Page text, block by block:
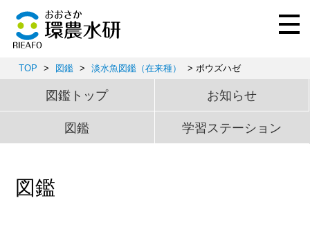
TOP > 図鑑 > 淡水魚図鑑（在来種） > ボウズハゼ
図鑑トップ お知らせ
図鑑 学習ステーション
図鑑